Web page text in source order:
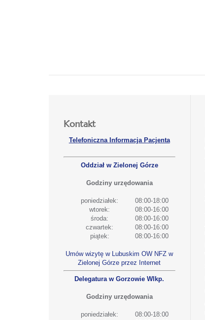
Kontakt
Telefoniczna Informacja Pacjenta
Oddział w Zielonej Górze
Godziny urzędowania
poniedziałek:
08:00-18:00
wtorek:
08:00-16:00
środa:
08:00-16:00
czwartek:
08:00-16:00
piątek:
08:00-16:00
Umów wizytę w Lubuskim OW NFZ w
Zielonej Górze przez Internet
Delegatura w Gorzowie Wlkp.
Godziny urzędowania
poniedziałek:
08:00-18:00